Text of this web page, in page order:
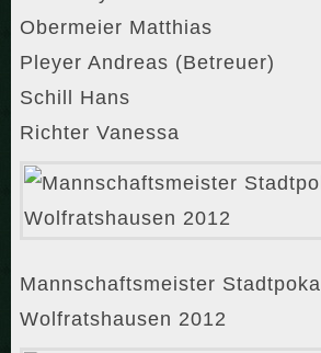
Obermeier Matthias
Pleyer Andreas (Betreuer)
Schill Hans
Richter Vanessa
Mannschaftsmeister Stadtpokal
Wolfratshausen 2012